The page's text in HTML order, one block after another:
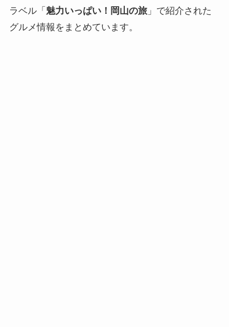
ラベル「 魅力いっぱい！岡山の旅」で紹介された
グルメ情報をまとめています。